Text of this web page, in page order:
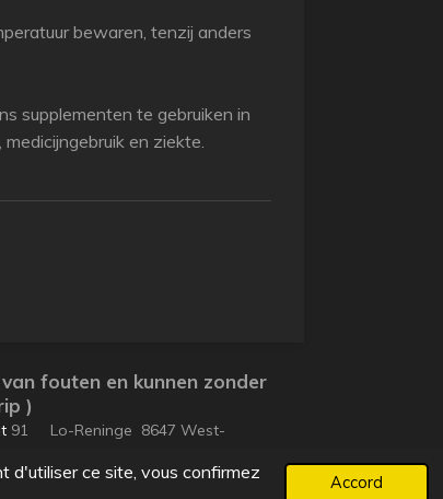
d'utiliser ce site, vous confirmez
Accord
bewaren, tenzij anders
supplementen te gebruiken in
en ziekte.
fouten en kunnen zonder
)
91 Lo-Reninge 8647 West-
Propulsé parJouwWeb